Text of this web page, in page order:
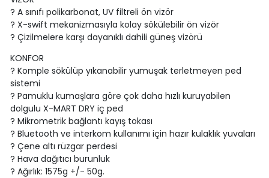
? A sınıfı polikarbonat, UV filtreli ön vizör
? X-swift mekanizmasıyla kolay sökülebilir ön vizör
? Çizilmelere karşı dayanıklı dahili güneş vizörü
KONFOR
? Komple sökülüp yıkanabilir yumuşak terletmeyen ped
sistemi
? Pamuklu kumaşlara göre çok daha hızlı kuruyabilen
dolgulu X-MART DRY iç ped
? Mikrometrik bağlantı kayış tokası
? Bluetooth ve interkom kullanımı için hazır kulaklık yuvaları
? Çene altı rüzgar perdesi
? Hava dağıtıcı burunluk
? Ağırlık: 1575g +/- 50g.